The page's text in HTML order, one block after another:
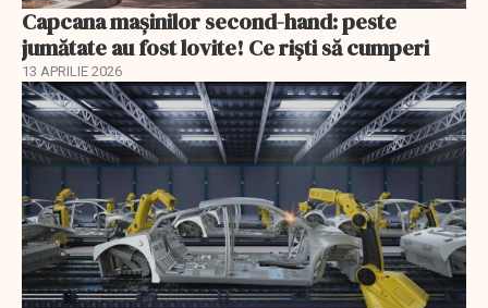
Capcana mașinilor second-hand: peste
jumătate au fost lovite! Ce riști să cumperi
13 APRILIE 2026